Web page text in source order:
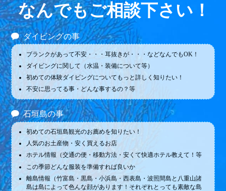
なんでもご相談下さい！
ダイビングの事
ブランクがあって不安・・・耳抜きが・・・などなんでもOK！
ダイビングに関して（水温・装備について等）
初めての体験ダイビングについてもっと詳しく知りたい！
不安に思ってる事・どんな事するの？等
石垣島の事
初めての石垣島観光のお薦めを知りたい！
人気のお土産物・安く買えるお店
ホテル情報（交通の便・移動方法・安くて快適ホテル教えて！等
この季節どんな服装を準備すれば良いか
離島情報（竹富島・黒島・小浜島・西表島・波照間島と八重山諸
島は島によって色んな顔があります！それぞれとっても素敵な島